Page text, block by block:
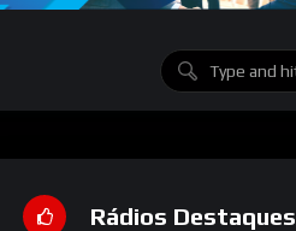
Rádios Destaques